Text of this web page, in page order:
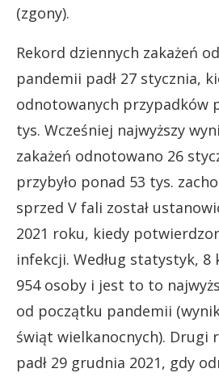
(zgony).
Rekord dziennych zakażeń
pandemii padł 27 stycznia,
odnotowanych przypadków
tys. Wcześniej najwyższy
zakażeń odnotowano 26
przybyło ponad 53 tys.
sprzed V fali został
2021 roku, kiedy
infekcji. Według statystyk, 8
954 osoby i jest to to
od początku pandemii
świąt wielkanocnych). Drugi
padł 29 grudnia 2021, gdy